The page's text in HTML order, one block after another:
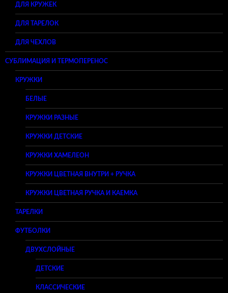
ДЛЯ КРУЖЕК
ДЛЯ ТАРЕЛОК
ДЛЯ ЧЕХЛОВ
СУБЛИМАЦИЯ И ТЕРМОПЕРЕНОС
КРУЖКИ
БЕЛЫЕ
КРУЖКИ РАЗНЫЕ
КРУЖКИ ДЕТСКИЕ
КРУЖКИ ХАМЕЛЕОН
КРУЖКИ ЦВЕТНАЯ ВНУТРИ + РУЧКА
КРУЖКИ ЦВЕТНАЯ РУЧКА И КАЕМКА
ТАРЕЛКИ
ФУТБОЛКИ
ДВУХСЛОЙНЫЕ
ДЕТСКИЕ
КЛАССИЧЕСКИЕ